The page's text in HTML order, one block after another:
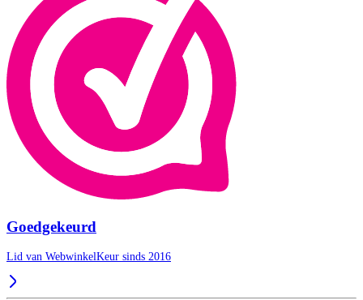
Goedgekeurd
Lid van WebwinkelKeur sinds 2016